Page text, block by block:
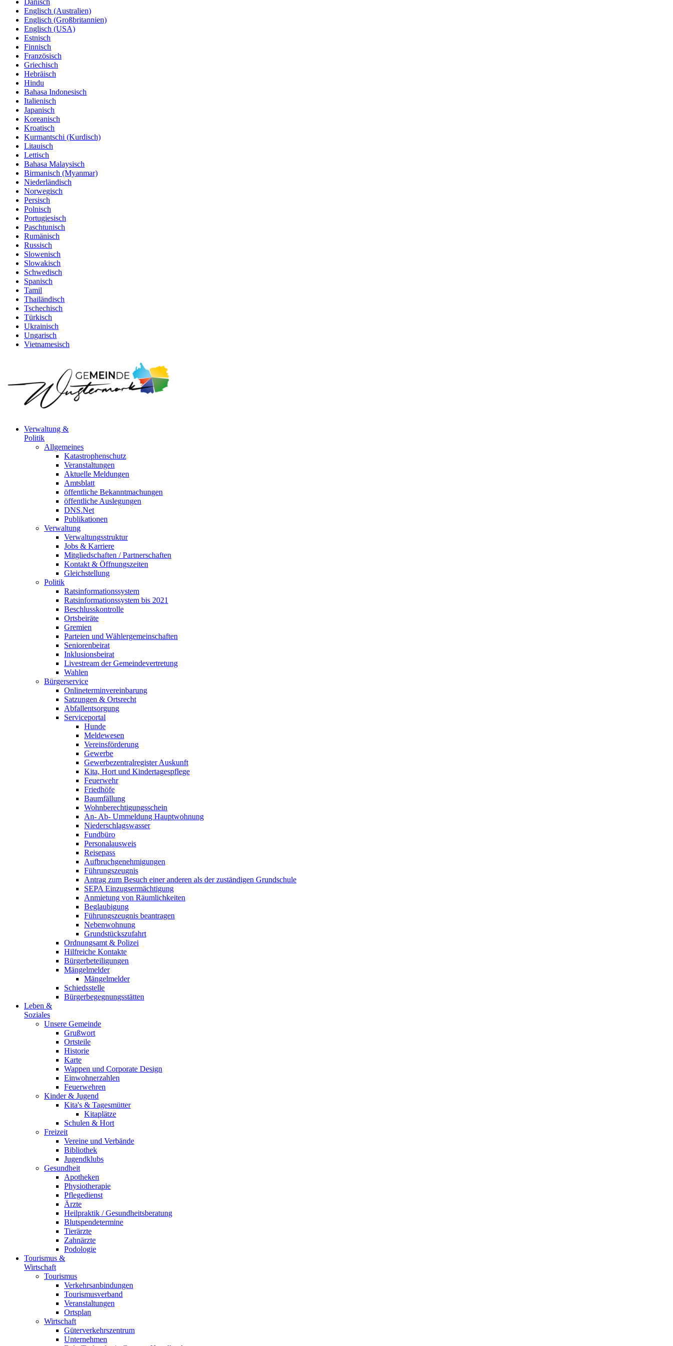
Dänisch
Englisch (Australien)
Englisch (Großbritannien)
Englisch (USA)
Estnisch
Finnisch
Französisch
Griechisch
Hebräisch
Hindu
Bahasa Indonesisch
Italienisch
Japanisch
Koreanisch
Kroatisch
Kurmantschi (Kurdisch)
Litauisch
Lettisch
Bahasa Malaysisch
Birmanisch (Myanmar)
Niederländisch
Norwegisch
Persisch
Polnisch
Portugiesisch
Paschtunisch
Rumänisch
Russisch
Slowenisch
Slowakisch
Schwedisch
Spanisch
Tamil
Thailändisch
Tschechisch
Türkisch
Ukrainisch
Ungarisch
Vietnamesisch
Verwaltung &
Politik
Allgemeines
Katastrophenschutz
Veranstaltungen
Aktuelle Meldungen
Amtsblatt
öffentliche Bekanntmachungen
öffentliche Auslegungen
DNS.Net
Publikationen
Verwaltung
Verwaltungsstruktur
Jobs & Karriere
Mitgliedschaften / Partnerschaften
Kontakt & Öffnungszeiten
Gleichstellung
Politik
Ratsinformationssystem
Ratsinformationssystem bis 2021
Beschlusskontrolle
Ortsbeiräte
Gremien
Parteien und Wählergemeinschaften
Seniorenbeirat
Inklusionsbeirat
Livestream der Gemeindevertretung
Wahlen
Bürgerservice
Onlineterminvereinbarung
Satzungen & Ortsrecht
Abfallentsorgung
Serviceportal
Hunde
Meldewesen
Vereinsförderung
Gewerbe
Gewerbezentralregister Auskunft
Kita, Hort und Kindertagespflege
Feuerwehr
Friedhöfe
Baumfällung
Wohnberechtigungsschein
An- Ab- Ummeldung Hauptwohnung
Niederschlagswasser
Fundbüro
Personalausweis
Reisepass
Aufbruchgenehmigungen
Führungszeugnis
Antrag zum Besuch einer anderen als der zuständigen Grundschule
SEPA Einzugsermächtigung
Anmietung von Räumlichkeiten
Beglaubigung
Führungszeugnis beantragen
Nebenwohnung
Grundstückszufahrt
Ordnungsamt & Polizei
Hilfreiche Kontakte
Bürgerbeteiligungen
Mängelmelder
Mängelmelder
Schiedsstelle
Bürgerbegegnungsstätten
Leben &
Soziales
Unsere Gemeinde
Grußwort
Ortsteile
Historie
Karte
Wappen und Corporate Design
Einwohnerzahlen
Feuerwehren
Kinder & Jugend
Kita's & Tagesmütter
Kitaplätze
Schulen & Hort
Freizeit
Vereine und Verbände
Bibliothek
Jugendklubs
Gesundheit
Apotheken
Physiotherapie
Pflegedienst
Ärzte
Heilpraktik / Gesundheitsberatung
Blutspendetermine
Tierärzte
Zahnärzte
Podologie
Tourismus &
Wirtschaft
Tourismus
Verkehrsanbindungen
Tourismusverband
Veranstaltungen
Ortsplan
Wirtschaft
Güterverkehrszentrum
Unternehmen